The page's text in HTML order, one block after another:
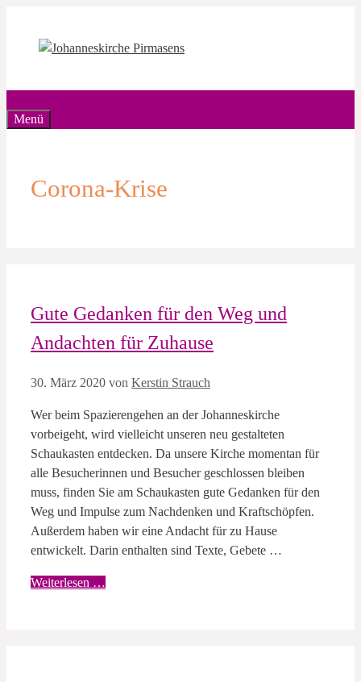
springen
Menü
Corona-Krise
Gute Gedanken für den Weg und
Andachten für Zuhause
30. März 2020 von Kerstin Strauch
Wer beim Spazierengehen an der Johanneskirche
vorbeigeht, wird vielleicht unseren neu gestalteten
Schaukasten entdecken. Da unsere Kirche momentan für
alle Besucherinnen und Besucher geschlossen bleiben
muss, finden Sie am Schaukasten gute Gedanken für den
Weg und Impulse zum Nachdenken und Kraftschöpfen.
Außerdem haben wir eine Andacht für zu Hause
entwickelt. Darin enthalten sind Texte, Gebete …
Weiterlesen …